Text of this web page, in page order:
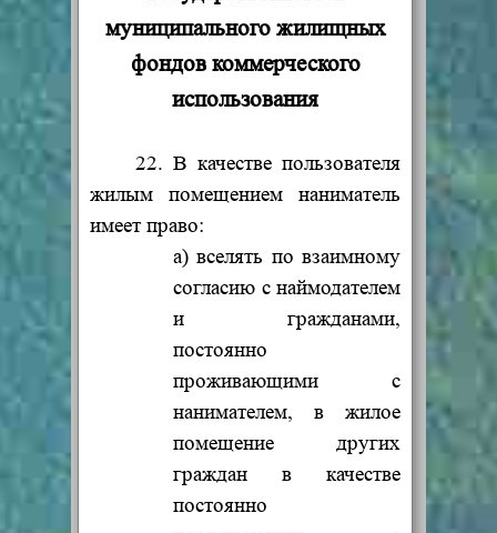
муниципального жилищных
фондов коммерческого
использования
22. В качестве пользователя
жилым помещением наниматель
имеет право:
а) вселять по взаимному
согласию с наймодателем
и гражданами,
постоянно
проживающими с
нанимателем, в жилое
помещение других
граждан в качестве
постоянно